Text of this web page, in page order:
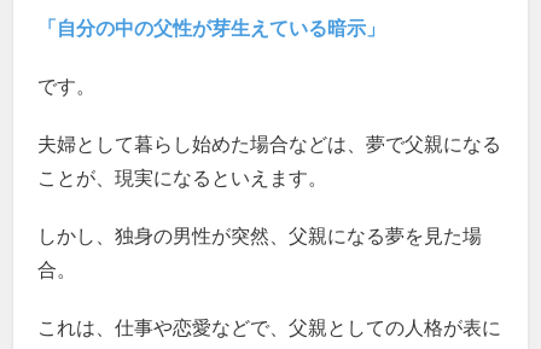
「自分の中の父性が芽生えている暗示」
です。
夫婦として暮らし始めた場合などは、夢で父親になる
ことが、現実になるといえます。
しかし、独身の男性が突然、父親になる夢を見た場
合。
これは、仕事や恋愛などで、父親としての人格が表に